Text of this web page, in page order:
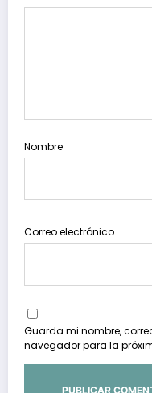
Nombre
Correo electrónico
Guarda mi nombre,
navegador para la